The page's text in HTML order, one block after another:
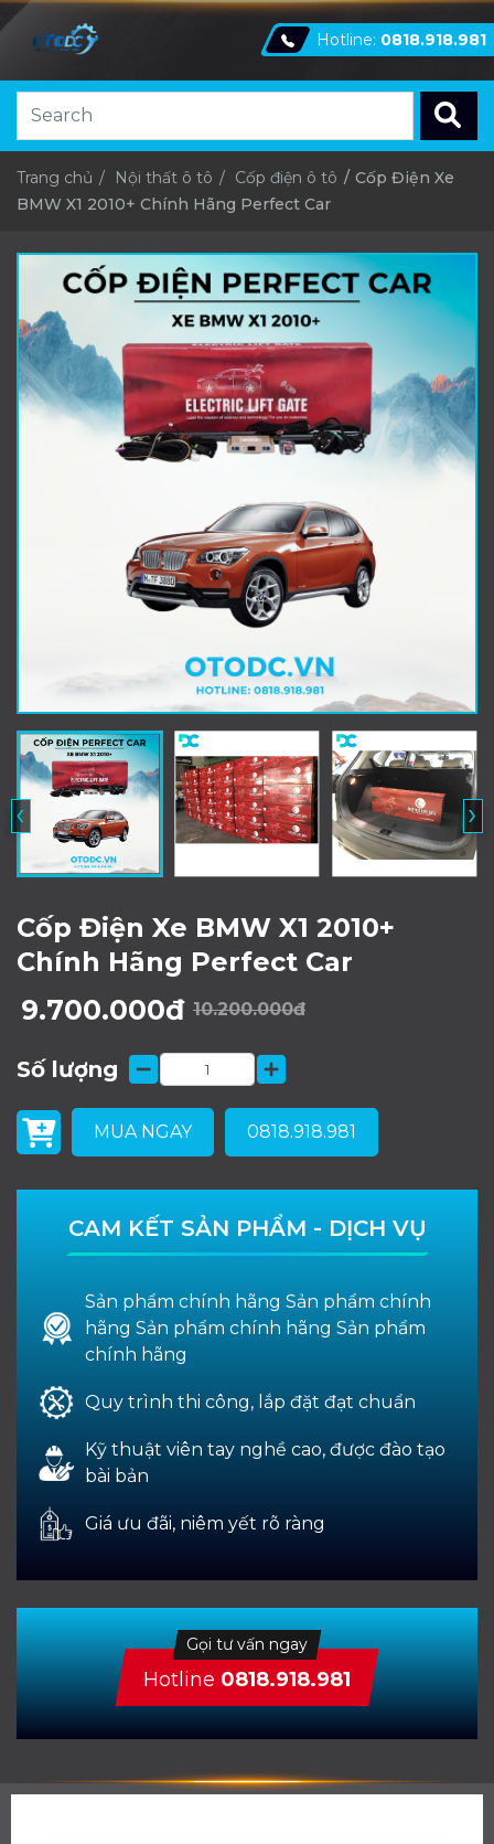
Hotline: 0818.918.981
Trang chủ Nội thất ô tô Cốp điện ô tô
Cốp Điện Xe
BMW X1 2010+ Chính Hãng Perfect Car
‹ ›
Cốp Điện Xe BMW X1 2010+
Chính Hãng Perfect Car
9.700.000đ 10.200.000đ
Số lượng
MUA NGAY 0818.918.981
CAM KẾT SẢN PHẨM - DỊCH VỤ
Sản phẩm chính hãng Sản phẩm chính
hãng Sản phẩm chính hãng Sản phẩm
chính hãng
Quy trình thi công, lắp đặt đạt chuẩn
Kỹ thuật viên tay nghề cao, được đào tạo
bài bản
Giá ưu đãi, niêm yết rõ ràng
Gọi tư vấn ngay
Hotline 0818.918.981